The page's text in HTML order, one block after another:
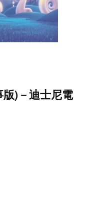
)－迪士尼電